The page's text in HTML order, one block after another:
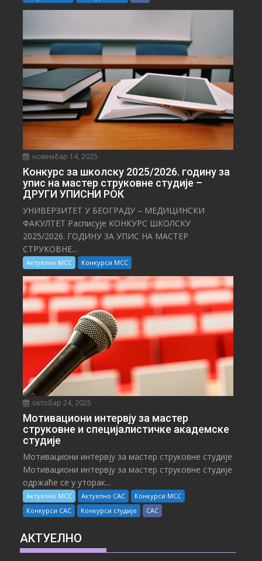
новембар 14, 2025
Конкурс за школску 2025/⁠2026. годину за
упис на мастер струковне студије –
ДРУГИ УПИСНИ РОК
УНИВЕРЗИТЕТ У БЕОГРАДУ – МЕДИЦИНСКИ
ФАКУЛТЕТ Расписује КОНКУРС ШКОЛСКУ
2025/⁠2026. ГОДИНУ ЗА УПИС НА МАСТЕР
СТРУКОВНЕ...
Актуелно МСС Конкурси МСС
октобар 24, 2025
Мотивациони интервју за мастер
струковне и специјалистичке академске
студије
Мотивациони интервју за мастер струковне студије
Мотивациони интервју за мастер струковне студије
одржаће се у уторак...
Актуелно МСС Актуелно САС
Конкурси МСС
Конкурси САС
Конкурси студије САС
АКТУЕЛНО